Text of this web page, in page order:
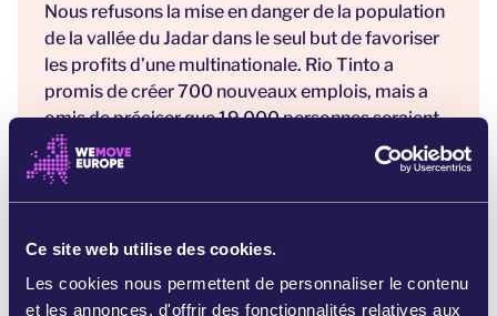
Ce site web utilise des cookies.
Les cookies nous permettent de personnaliser le contenu
et les annonces, d'offrir des fonctionnalités relatives aux
Nous refusons la mise en danger de la population
de la vallée du Jadar dans le seul but de favoriser
les profits d’une multinationale. Rio Tinto a
promis de créer 700 nouveaux emplois, mais a
omis de préciser que 19 000 personnes seraient
déplacées ou gravement impactées par le projet.
En 2020, Rio Tinto a détruit une grotte aborigène
[3] La société et ses représentants ont été
ont dû verser des milliards de dollars de